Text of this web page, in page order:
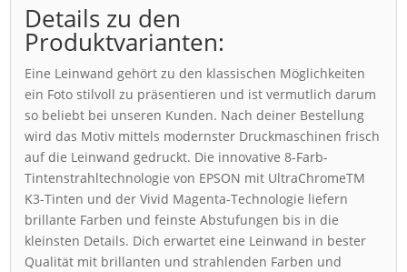
Details zu den
Produktvarianten:
Eine Leinwand gehört zu den klassischen Möglichkeiten
ein Foto stilvoll zu präsentieren und ist vermutlich darum
so beliebt bei unseren Kunden. Nach deiner Bestellung
wird das Motiv mittels modernster Druckmaschinen frisch
auf die Leinwand gedruckt. Die innovative 8-Farb-
Tintenstrahltechnologie von EPSON mit UltraChromeTM
K3-Tinten und der Vivid Magenta-Technologie liefern
brillante Farben und feinste Abstufungen bis in die
kleinsten Details. Dich erwartet eine Leinwand in bester
Qualität mit brillanten und strahlenden Farben und